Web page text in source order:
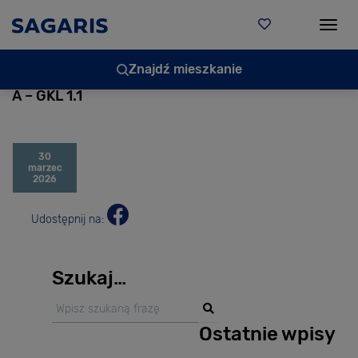
Znajdź mieszkanie
A – GKL 1.1
30
marzec
2026
Udostępnij na:
Szukaj…
Ostatnie wpisy